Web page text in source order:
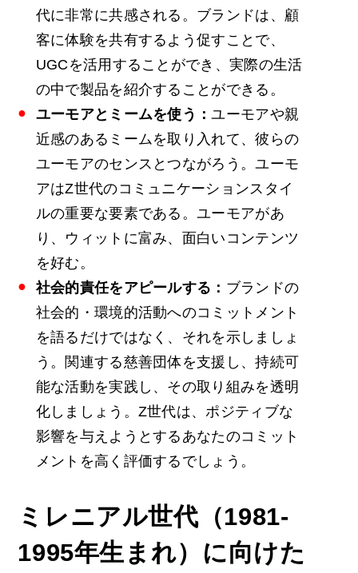
代に非常に共感される。ブランドは、顧
客に体験を共有するよう促すことで、
UGCを活用することができ、実際の生活
の中で製品を紹介することができる。
ユーモアとミームを使う：ユーモアや親
近感のあるミームを取り入れて、彼らの
ユーモアのセンスとつながろう。ユーモ
アはZ世代のコミュニケーションスタイ
ルの重要な要素である。ユーモアがあ
り、ウィットに富み、面白いコンテンツ
を好む。
社会的責任をアピールする： ブランドの
社会的・環境的活動へのコミットメント
を語るだけではなく、それを示しましょ
う。関連する慈善団体を支援し、持続可
能な活動を実践し、その取り組みを透明
化しましょう。Z世代は、ポジティブな
影響を与えようとするあなたのコミット
メントを高く評価するでしょう。
ミレニアル世代（1981-
1995年生まれ）に向けた